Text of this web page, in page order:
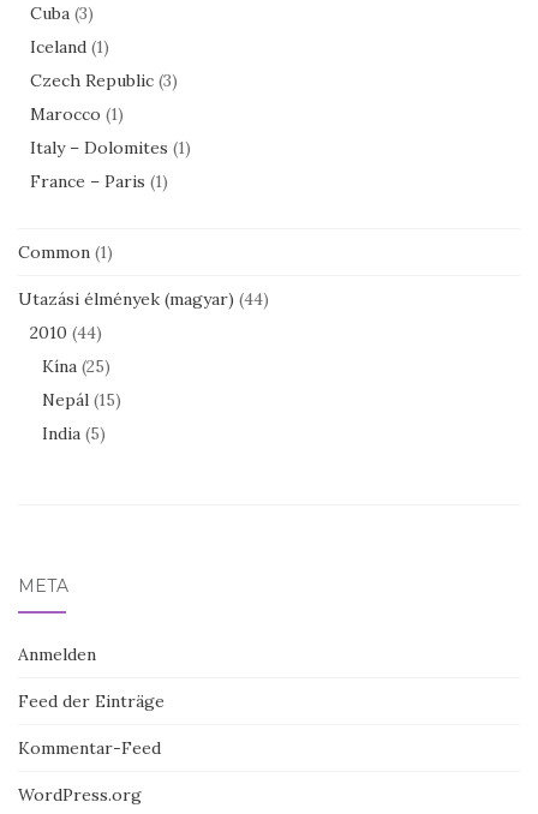
Cuba (3)
Iceland (1)
Czech Republic (3)
Marocco (1)
Italy – Dolomites (1)
France – Paris (1)
Common (1)
Utazási élmények (magyar) (44)
2010 (44)
Kína (25)
Nepál (15)
India (5)
META
Anmelden
Feed der Einträge
Kommentar-Feed
WordPress.org